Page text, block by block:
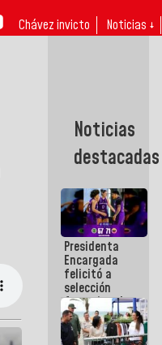
Chávez invicto Noticias ↓
Noticias
destacadas
Presidenta
Encargada
felicitó a
selección
femenina de
baloncesto
por su